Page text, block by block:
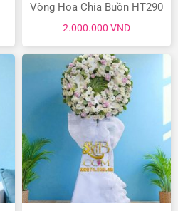
Vòng Hoa Chia Buồn HT290
2.000.000 VND